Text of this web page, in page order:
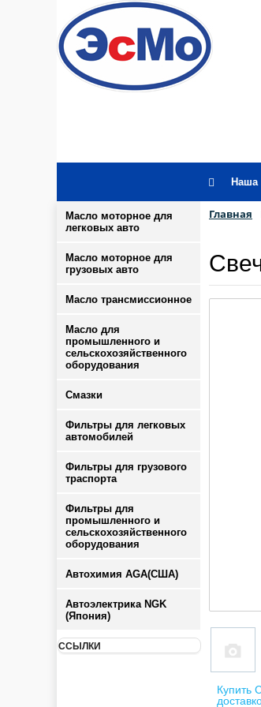
Наша
Масло моторное для
легковых авто
Масло моторное для
грузовых авто
Масло трансмиссионное
Масло для
промышленного и
сельскохозяйственного
оборудования
Смазки
Фильтры для легковых
автомобилей
Фильтры для грузового
траспорта
Фильтры для
промышленного и
сельскохозяйственного
оборудования
Автохимия AGA(США)
Автоэлектрика NGK
(Япония)
ССЫЛКИ
Главная
Купить